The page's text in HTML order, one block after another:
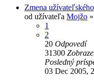
Zmena
od užívateľa Mojžo
1
2
20 Odpovedí
31300
Posledný
03 Dec 2005,